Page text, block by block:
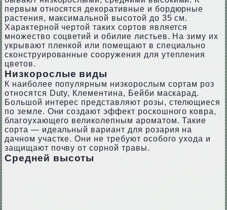
первым относятся декоративные и бордюрные
растения, максимальной высотой до 35 см.
Характерной чертой таких сортов является
множество соцветий и обилие листьев. На зиму их
укрывают пленкой или помещают в специально
сконструированные сооружения для утепления
цветов.
Низкорослые виды
К наиболее популярным низкорослым сортам роз
относятся Duty, Клементина, Бейби маскарад.
Большой интерес представляют розы, стелющиеся
по земле. Они создают эффект роскошного ковра,
благоухающего великолепным ароматом. Такие
сорта — идеальный вариант для розария на
дачном участке. Они не требуют особого ухода и
защищают почву от сорной травы.
Средней высоты